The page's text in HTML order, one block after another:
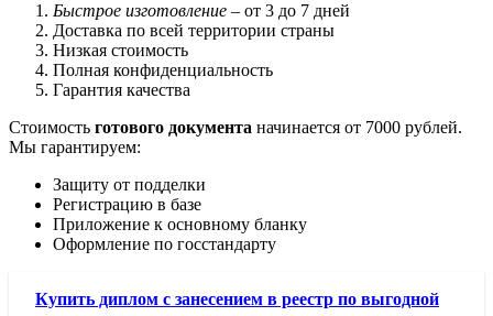
Быстрое изготовление – от 3 до 7 дней
Доставка по всей территории страны
Низкая стоимость
Полная конфиденциальность
Гарантия качества
Стоимость готового документа начинается от 7000 рублей.
Мы гарантируем:
Защиту от подделки
Регистрацию в базе
Приложение к основному бланку
Оформление по госстандарту
Купить диплом с занесением в реестр по выгодной